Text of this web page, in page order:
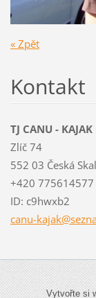
« Zpět
Kontakt
TJ CANU -
Zlíč 74
552 03 Česká
+420 775614577
ID: c9hwxb2
canu-kaj
Vytvořte si